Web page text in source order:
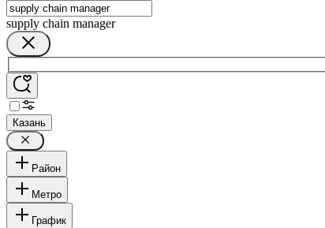
supply chain manager
Казань
Район
Метро
График